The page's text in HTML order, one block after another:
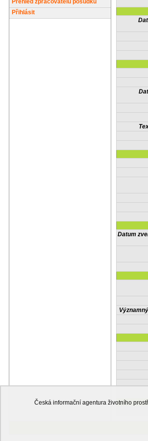
Přehled zpracovatelů posudků
Přihlásit
Datum
Česká informační agentura životního